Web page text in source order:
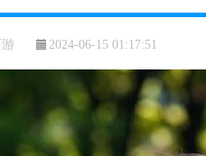
2024-06-15 01:17:51